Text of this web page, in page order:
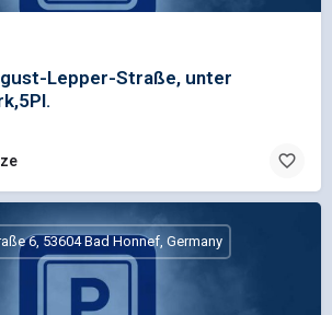
Lepper-Straße, unter
6, 53604 Bad Honnef, Germany